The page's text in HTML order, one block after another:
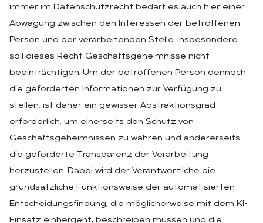
immer im Datenschutzrecht bedarf es auch hier einer
Abwägung zwischen den Interessen der betroffenen
Person und der verarbeitenden Stelle. Insbesondere
soll dieses Recht Geschäftsgeheimnisse nicht
beeinträchtigen. Um der betroffenen Person dennoch
die geforderten Informationen zur Verfügung zu
stellen, ist daher ein gewisser Abstraktionsgrad
erforderlich, um einerseits den Schutz von
Geschäftsgeheimnissen zu wahren und andererseits
die geforderte Transparenz der Verarbeitung
herzustellen. Dabei wird der Verantwortliche die
grundsätzliche Funktionsweise der automatisierten
Entscheidungsfindung, die möglicherweise mit dem KI-
Einsatz einhergeht, beschreiben müssen und die